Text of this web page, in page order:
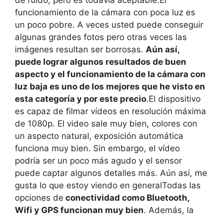
funcionamiento de la cámara con poca luz es
un poco pobre. A veces usted puede conseguir
algunas grandes fotos pero otras veces las
imágenes resultan ser borrosas. Aún así,
puede lograr algunos resultados de buen
aspecto y el funcionamiento de la cámara con
luz baja es uno de los mejores que he visto en
esta categoría y por este precio.El dispositivo
es capaz de filmar vídeos en resolución máxima
de 1080p. El video sale muy bien, colores con
un aspecto natural, exposición automática
funciona muy bien. Sin embargo, el vídeo
podría ser un poco más agudo y el sensor
puede captar algunos detalles más. Aún así, me
gusta lo que estoy viendo en generalTodas las
opciones de conectividad como Bluetooth,
Wifi y GPS funcionan muy bien. Además, la